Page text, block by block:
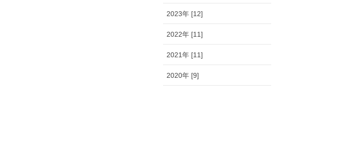
2023年 [12]
2022年 [11]
2021年 [11]
2020年 [9]